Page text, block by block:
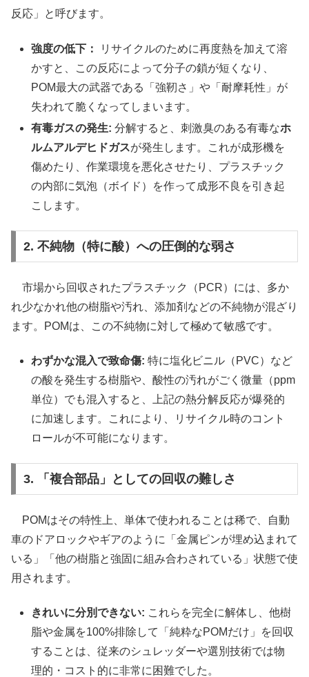
反応」と呼びます。
強度の低下：
リサイクルのために再度熱を加えて溶
かすと、この反応によって分子の鎖が短くなり、
POM最大の武器である「強靭さ」や「耐摩耗性」が
失われて脆くなってしまいます。
有毒ガスの発生: 分解すると、刺激臭のある有毒なホ
ルムアルデヒドガスが発生します。これが成形機を
傷めたり、作業環境を悪化させたり、プラスチック
の内部に気泡（ボイド）を作って成形不良を引き起
こします。
2. 不純物（特に酸）への圧倒的な弱さ
市場から回収されたプラスチック（PCR）には、多か
れ少なかれ他の樹脂や汚れ、添加剤などの不純物が混ざり
ます。POMは、この不純物に対して極めて敏感です。
わずかな混入で致命傷: 特に塩化ビニル（PVC）など
の酸を発生する樹脂や、酸性の汚れがごく微量（ppm
単位）でも混入すると、上記の熱分解反応が爆発的
に加速します。これにより、リサイクル時のコント
ロールが不可能になります。
3. 「複合部品」としての回収の難しさ
POMはその特性上、単体で使われることは稀で、自動
車のドアロックやギアのように「金属ピンが埋め込まれて
いる」「他の樹脂と強固に組み合わされている」状態で使
用されます。
きれいに分別できない: これらを完全に解体し、他樹
脂や金属を100%排除して「純粋なPOMだけ」を回収
することは、従来のシュレッダーや選別技術では物
理的・コスト的に非常に困難でした。